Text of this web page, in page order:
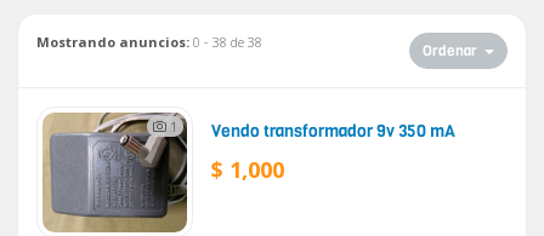
Mostrando anuncios: 0 - 38 de 38 Ordenar
1 Vendo transformador 9v 350 mA
$ 1,000